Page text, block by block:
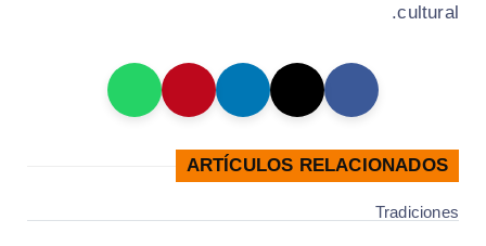
cultural.
ARTÍCULOS RELACIONADOS
Tradiciones